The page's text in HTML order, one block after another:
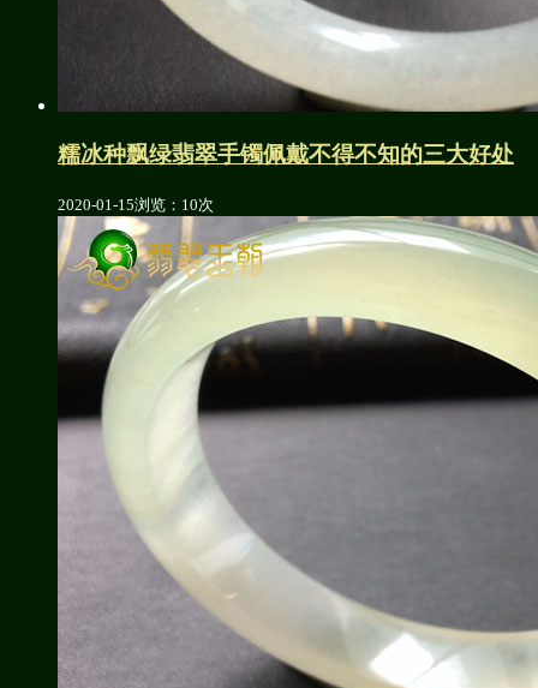
糯冰种飘绿翡翠手镯佩戴不得不知的三大好处
2020-01-15浏览：10次